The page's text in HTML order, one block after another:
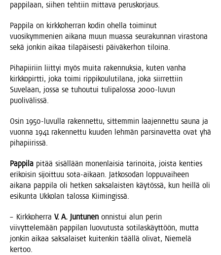
pap­pi­laan, sii­hen teh­tiin mit­ta­va peruskorjaus.
Pap­pi­la on kirk­ko­her­ran kodin ohel­la toi­mi­nut
vuo­si­kym­me­nien aika­na muun muas­sa seu­ra­kun­nan viras­to­na
sekä jon­kin aikaa tila­päi­ses­ti päi­vä­ker­hon tiloina.
Piha­pii­riin liit­tyi myös mui­ta raken­nuk­sia, kuten van­ha
kirk­ko­pirt­ti, joka toi­mi rip­pi­kou­lu­ti­la­na, joka siir­ret­tiin
Suve­laan, jos­sa se tuhou­tui tuli­pa­los­sa 2000-luvun
puolivälissä.
Osin 1950-luvul­la raken­net­tu, sit­tem­min laa­jen­net­tu sau­na ja
vuon­na 1941 raken­net­tu kuu­den leh­män par­si­na­vet­ta ovat yhä
pihapiirissä.
Pap­pi­la pitää sisäl­lään monen­lai­sia tari­noi­ta, jois­ta ken­ties
eri­koi­sin sijoit­tuu sota-aikaan. Jat­ko­so­dan lop­pu­vai­heen
aika­na pap­pi­la oli het­ken sak­sa­lais­ten käy­tös­sä, kun heil­lä oli
esi­kun­ta Ukko­lan talos­sa Kiimingissä.
– Kirk­ko­her­ra V. A. Jun­tu­nen onnis­tui alun perin
vii­vyt­te­le­mään pap­pi­lan luo­vu­tus­ta soti­las­käyt­töön, mut­ta
jon­kin aikaa sak­sa­lai­set kui­ten­kin tääl­lä oli­vat, Nie­me­lä
kertoo.